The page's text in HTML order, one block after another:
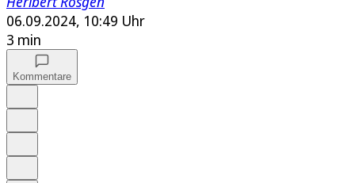
06.09.2024, 10:49 Uhr
3 min
Kommentare